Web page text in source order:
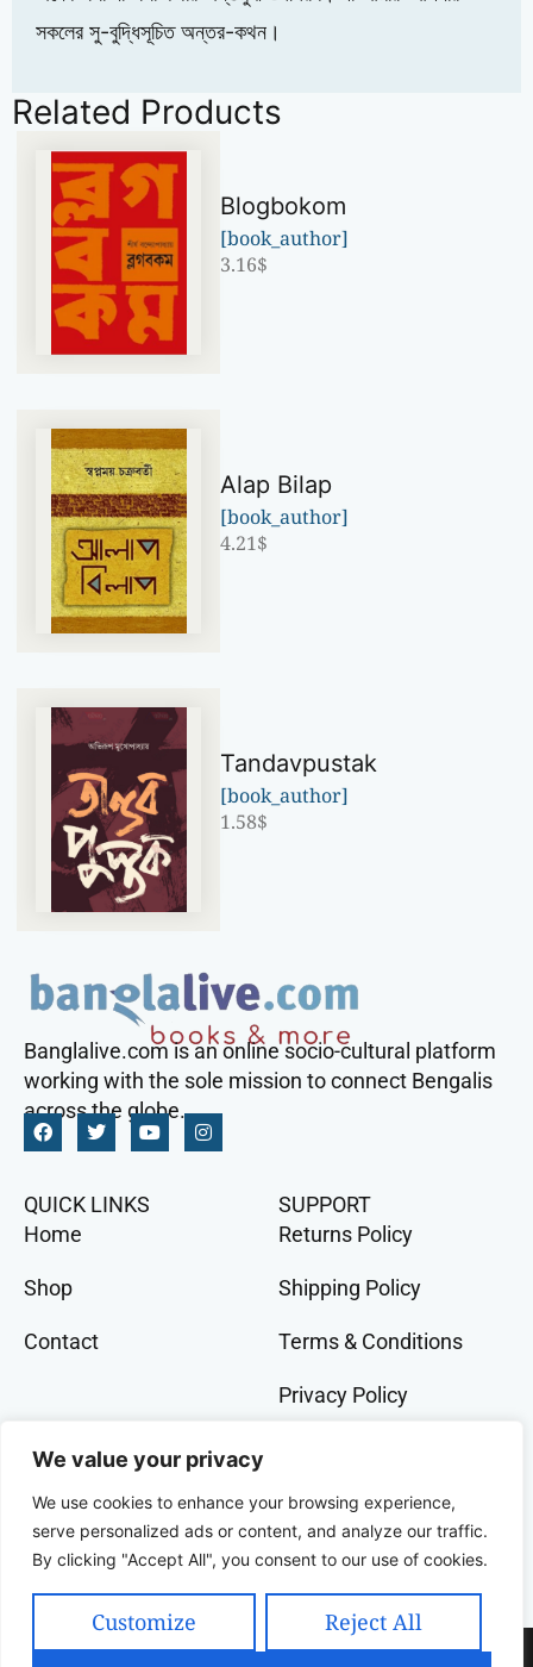
We value your privacy
We use cookies to enhance your browsing experience,
serve personalized ads or content, and analyze our traffic.
By clicking "Accept All", you consent to our use of cookies.
Customize Reject All
সকলের সু-বুদ্ধিসূচিত অন্তর-কথন।
Related Products
Blogbokom
[book_author]
3.16$
Alap Bilap
[book_author]
4.21$
Tandavpustak
[book_author]
1.58$
Banglalive.com is an online socio-cultural platform
working with the sole mission to connect Bengalis
across the globe.
QUICK LINKS
Home
Shop
Contact
SUPPORT
Returns Policy
Shipping Policy
Terms & Conditions
Privacy Policy
GET IN TOCH
+91 9073 228 386
banglalivestore@gmail.com
9B, Wood Street, Kolkata, West Bengal, 700016,
India